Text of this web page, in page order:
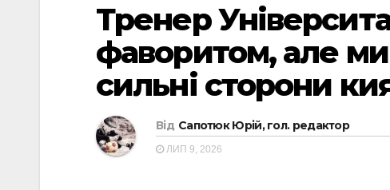
Тренер
фаворитом, але ми
сильні сторони
Від Сапотюк Юрій, гол. редактор
ЛИП 9, 2026